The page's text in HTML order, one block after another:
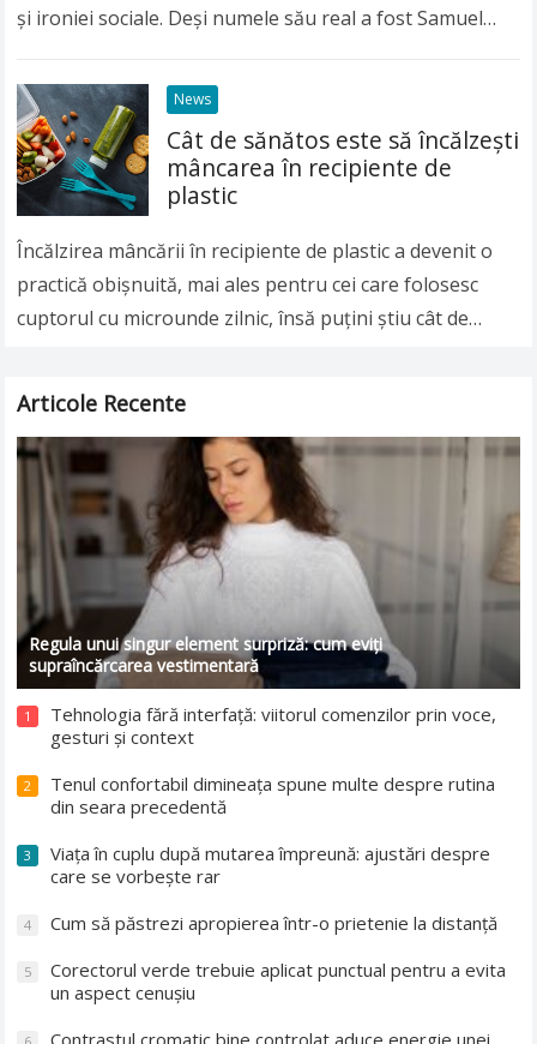
și ironiei sociale. Deși numele său real a fost Samuel
News
Cât de sănătos este să încălzeşti
mâncarea în recipiente de
plastic
Încălzirea mâncării în recipiente de plastic a devenit o
practică obişnuită, mai ales pentru cei care folosesc
cuptorul cu microunde zilnic, însă puţini ştiu cât de
Articole Recente
Regula unui singur element surpriză: cum eviți
supraîncărcarea vestimentară
1
Tehnologia fără interfață: viitorul comenzilor prin voce,
gesturi și context
2
Tenul confortabil dimineața spune multe despre rutina
din seara precedentă
3
Viața în cuplu după mutarea împreună: ajustări despre
care se vorbește rar
4 Cum să păstrezi apropierea într-o prietenie la distanță
5
Corectorul verde trebuie aplicat punctual pentru a evita
un aspect cenușiu
Contrastul cromatic bine controlat aduce energie unei